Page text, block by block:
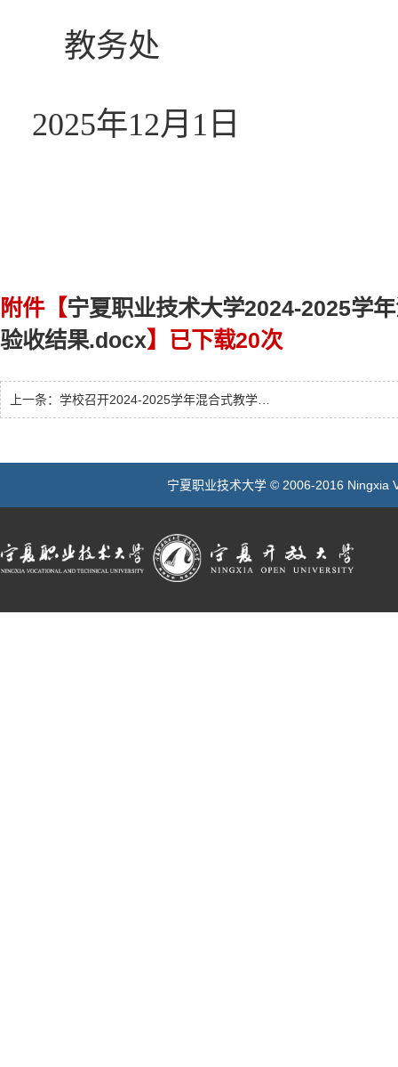
教务处
2025年12月1日
附件【宁夏职业技术大学2024-2025学
验收结果.docx】已下载20次
上一条： 学校召开2024-2025学年混合式教学改革“金课”建设项目结项评审会
宁夏职业技术大学 © 2006-2016 Ningxia